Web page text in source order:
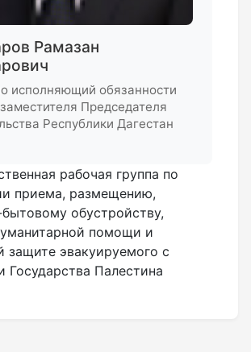
Рамазан
исполняющий обязанности
Председателя
Республики Дагестан
рабочая группа по
приема, размещению,
обустройству,
помощи и
защите эвакуируемого с
Государства Палестина